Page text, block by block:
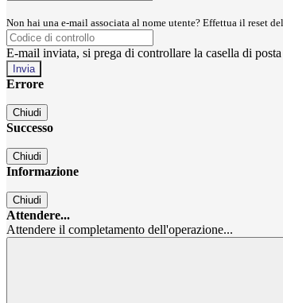
Non hai una e-mail associata al nome utente? Effettua il reset
E-mail inviata, si prega di controllare la casella di
Errore
Chiudi
Successo
Chiudi
Informazione
Chiudi
Attendere...
Attendere il completamento dell'operazione...